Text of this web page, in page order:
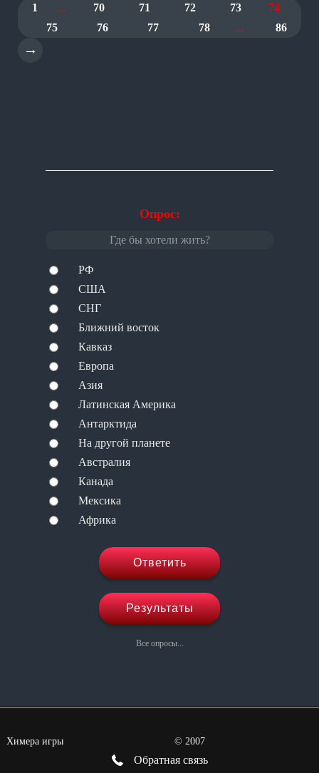
Опрос:
Где бы хотели жить?
РФ
США
СНГ
Ближний восток
Кавказ
Европа
Азия
Латинская Америка
Антарктида
На другой планете
Австралия
Канада
Мексика
Африка
Ответить
Результаты
Все опросы...
1 ... 70 71 72 73
74
75
76 77 78 ... 86
→
Химера игры © 2007
Обратная связь